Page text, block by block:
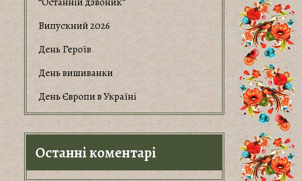
Випускний 2026
День Героїв
День вишиванки
День Європи в Україні
Останні коментарі